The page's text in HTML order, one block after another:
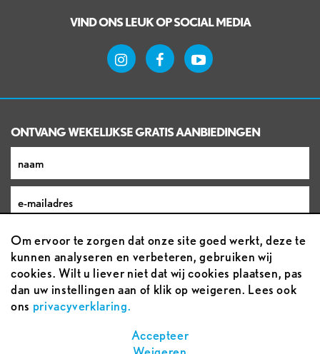
VIND ONS LEUK OP SOCIAL MEDIA
ONTVANG WEKELIJKSE GRATIS AANBIEDINGEN
Om ervoor te zorgen dat onze site goed werkt, deze te
kunnen analyseren en verbeteren, gebruiken wij
cookies. Wilt u liever niet dat wij cookies plaatsen, pas
dan uw instellingen aan of klik op weigeren. Lees ook
ons privacyverklaring.
Accepteer